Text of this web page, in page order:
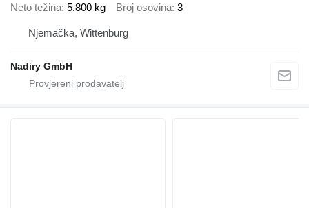
Neto težina 5.800 kg Broj osovina 3
Njemačka, Wittenburg
Nadiry GmbH